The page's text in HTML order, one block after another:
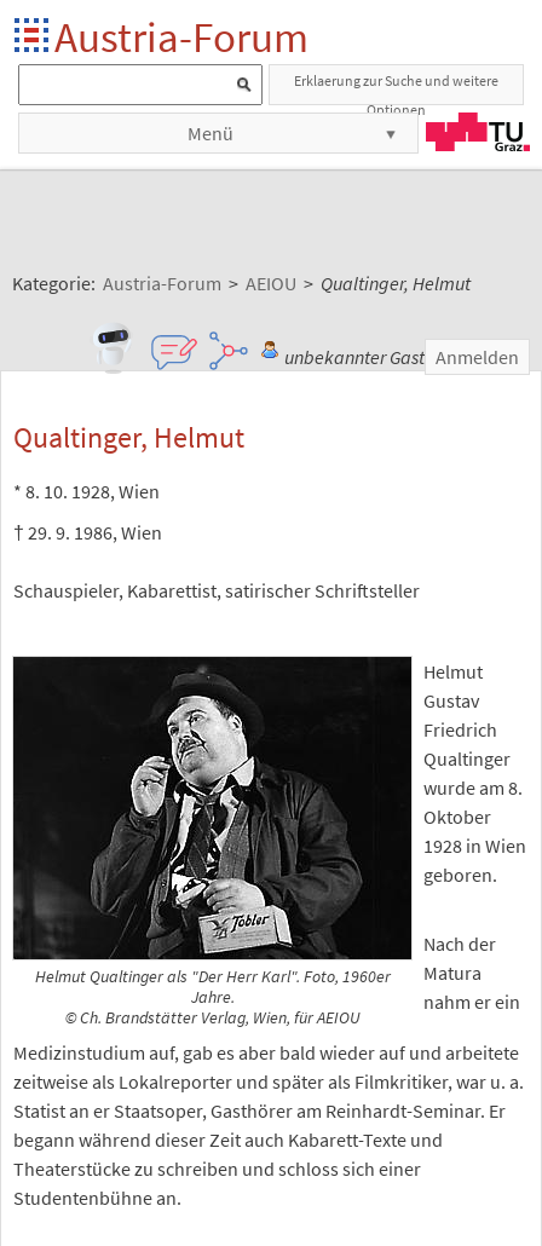
Austria-Forum
Erklaerung zur Suche und weitere
Optionen
Menü
Kategorie: Austria-Forum > AEIOU > Qualtinger, Helmut
unbekannter Gast Anmelden
Qualtinger, Helmut
* 8. 10. 1928, Wien
† 29. 9. 1986, Wien
Schauspieler, Kabarettist, satirischer Schriftsteller
Helmut Qualtinger als "Der Herr Karl". Foto, 1960er
Jahre.
© Ch. Brandstätter Verlag, Wien, für AEIOU
Helmut
Gustav
Friedrich
Qualtinger
wurde am 8.
Oktober
1928 in Wien
geboren.
Nach der
Matura
nahm er ein
Medizinstudium auf, gab es aber bald wieder auf und arbeitete
zeitweise als Lokalreporter und später als Filmkritiker, war u. a.
Statist an er Staatsoper, Gasthörer am Reinhardt-Seminar. Er
begann während dieser Zeit auch Kabarett-Texte und
Theaterstücke zu schreiben und schloss sich einer
Studentenbühne an.